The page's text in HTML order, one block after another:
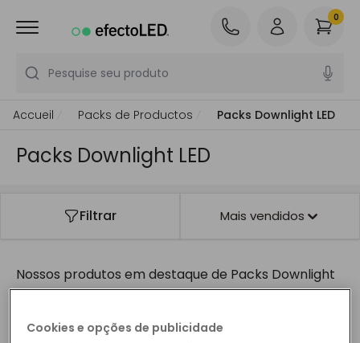
Pesquise seu produto
0
Accueil Packs de Productos Packs Downlight LED
Packs Downlight LED
Filtrar Mais vendidos
Nossos produtos em destaque de Packs Downlight
LED
Cookies e opções de publicidade